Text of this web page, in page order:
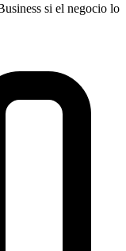
si el negocio lo